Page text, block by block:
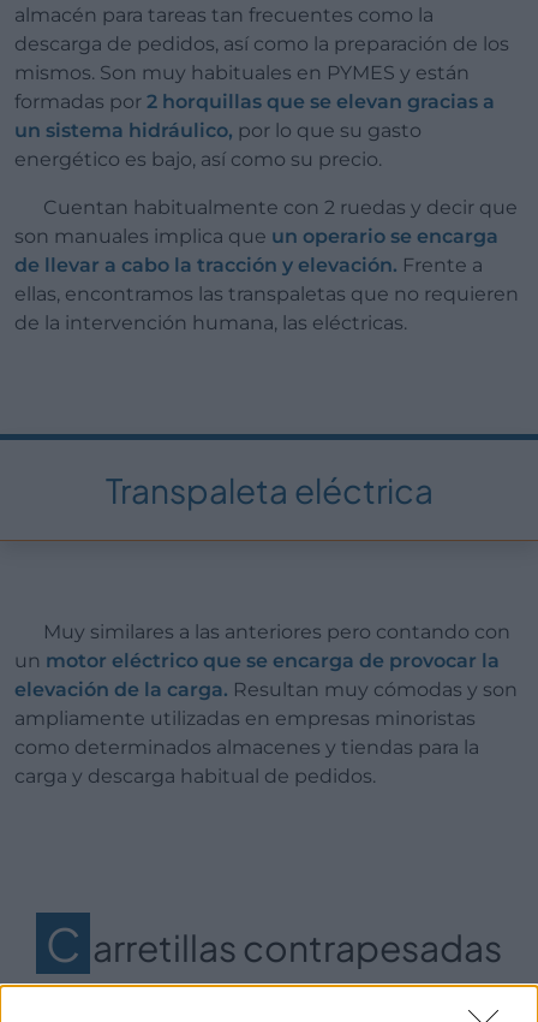
almacén para tareas tan frecuentes como la
descarga de pedidos, así como la preparación de los
mismos. Son muy habituales en PYMES y están
formadas por 2 horquillas que se elevan gracias a
un sistema hidráulico, por lo que su gasto
energético es bajo, así como su precio.
Cuentan habitualmente con 2 ruedas y decir que
son manuales implica que un operario se encarga
de llevar a cabo la tracción y elevación. Frente a
ellas, encontramos las transpaletas que no requieren
de la intervención humana, las eléctricas.
Transpaleta eléctrica
Muy similares a las anteriores pero contando con
un motor eléctrico que se encarga de provocar la
elevación de la carga. Resultan muy cómodas y son
ampliamente utilizadas en empresas minoristas
como determinados almacenes y tiendas para la
carga y descarga habitual de pedidos.
C arretillas contrapesadas